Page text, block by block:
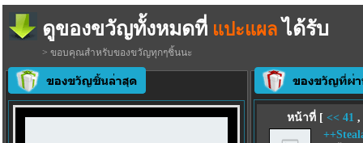
ดูของขวัญทั้งหมดที่ แปะแผล ได้รับ
> ขอบคุณสำหรับของขวัญทุกๆชิ้นนะ
หน้าที่ [ << 41 ,